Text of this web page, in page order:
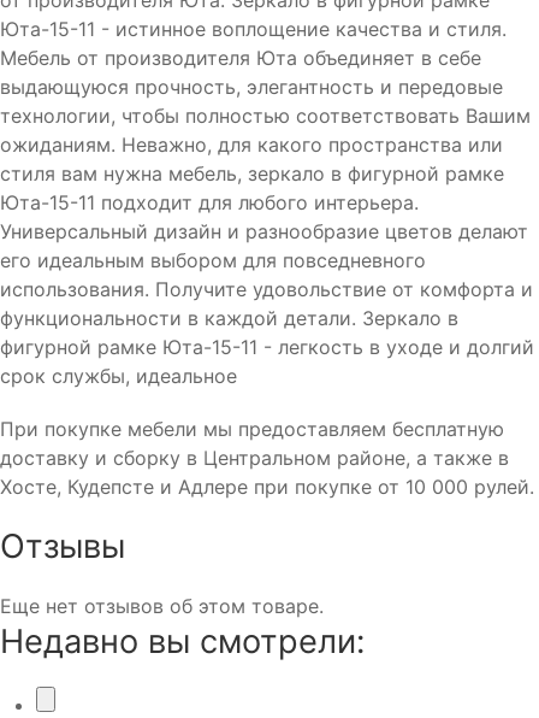
Юта-15-11 - истинное воплощение качества и стиля.
Мебель от производителя Юта объединяет в себе
выдающуюся прочность, элегантность и передовые
технологии, чтобы полностью соответствовать Вашим
ожиданиям. Неважно, для какого пространства или
стиля вам нужна мебель, зеркало в фигурной рамке
Юта-15-11 подходит для любого интерьера.
Универсальный дизайн и разнообразие цветов делают
его идеальным выбором для повседневного
использования. Получите удовольствие от комфорта и
функциональности в каждой детали. Зеркало в
фигурной рамке Юта-15-11 - легкость в уходе и долгий
срок службы, идеальное
При покупке мебели мы предоставляем бесплатную
доставку и сборку в Центральном районе, а также в
Хосте, Кудепсте и Адлере при покупке от 10 000 рулей.
Отзывы
Еще нет отзывов об этом товаре.
Недавно вы смотрели: